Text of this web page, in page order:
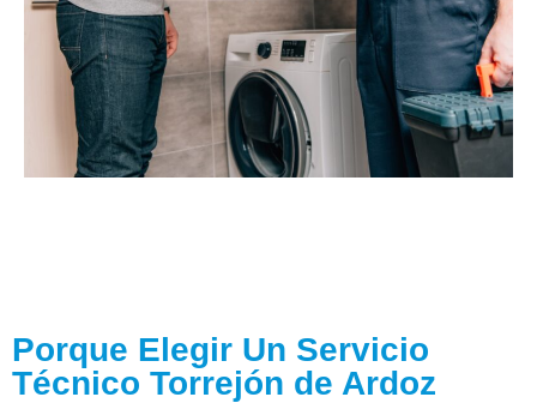
Porque Elegir Un Servicio
Técnico Torrejón de Ardoz